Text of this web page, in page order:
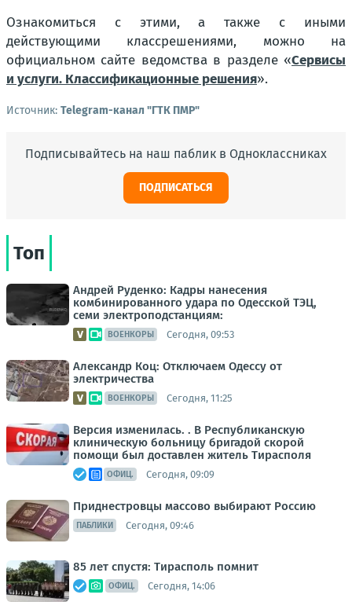
Ознакомиться с этими, а также с иными
действующими классрешениями, можно на
официальном сайте ведомства в разделе «Сервисы
и услуги. Классификационные решения».
Источник: Telegram-канал "ГТК ПМР"
Подписывайтесь на наш паблик в Одноклассниках
ПОДПИСАТЬСЯ
Топ
Андрей Руденко: Кадры нанесения
комбинированного удара по Одесской ТЭЦ,
семи электроподстанциям:
ВОЕНКОРЫ Сегодня, 09:53
Александр Коц: Отключаем Одессу от
электричества
ВОЕНКОРЫ Сегодня, 11:25
Версия изменилась. . В Республиканскую
клиническую больницу бригадой скорой
помощи был доставлен житель Тирасполя
ОФИЦ. Сегодня, 09:09
Приднестровцы массово выбирают Россию
ПАБЛИКИ Сегодня, 09:46
85 лет спустя: Тирасполь помнит
ОФИЦ. Сегодня, 14:06